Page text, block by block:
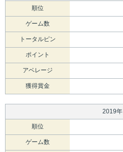
順位
ゲーム数
トータルピン
ポイント
アベレージ
獲得賞金
2019年
順位
ゲーム数